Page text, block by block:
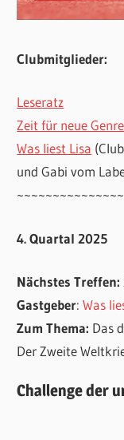
Clubmitglieder:
Leseratz
Zeit für neue
Was liest Lisa
und Gabi vom
4. Quartal 2025
Nächstes Treffen:
Gastgeber:Was
Zum Thema: Das
Der Zweite
Challenge der